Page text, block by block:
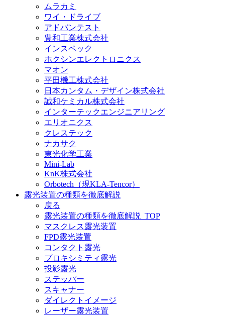
ムラカミ
ワイ・ドライブ
アドバンテスト
豊和工業株式会社
インスペック
ホクシンエレクトロニクス
マオン
平田機工株式会社
日本カンタム・デザイン株式会社
誠和ケミカル株式会社
インターテックエンジニアリング
エリオニクス
クレステック
ナカサク
東光化学工業
Mini-Lab
KnK株式会社
Orbotech（現KLA-Tencor）
露光装置の種類を徹底解説
戻る
露光装置の種類を徹底解説_TOP
マスクレス露光装置
FPD露光装置
コンタクト露光
プロキシミティ露光
投影露光
ステッパー
スキャナー
ダイレクトイメージ
レーザー露光装置